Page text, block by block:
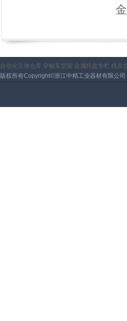
自动化立体仓库 穿梭车货架 金属托盘专栏 模具
版权所有Copyright©浙江中精工业器材有限公